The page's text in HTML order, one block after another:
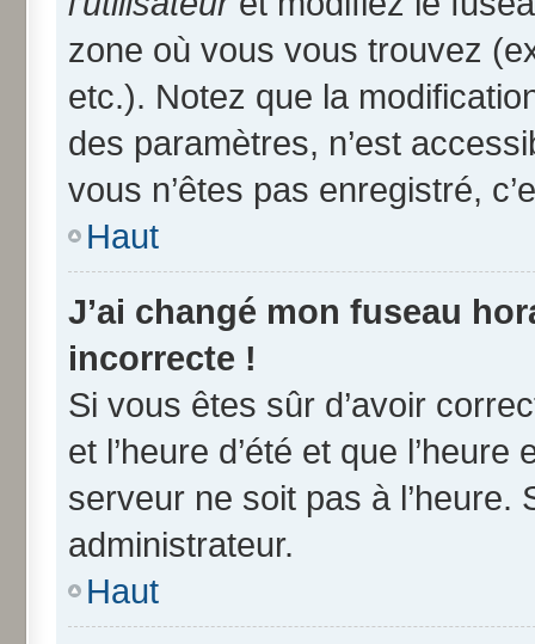
zone où vous vous trouvez
etc.). Notez que la
des paramètres, n’est
vous n’êtes pas enregistré,
Haut
J’ai changé mon fuseau
incorrecte !
Si vous êtes sûr d’avoir
et l’heure d’été et que
serveur ne soit pas à l’heure.
administrateur.
Haut